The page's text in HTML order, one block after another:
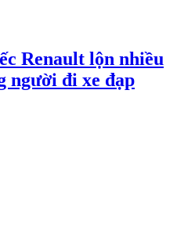
Renault lộn nhiều
người đi xe đạp